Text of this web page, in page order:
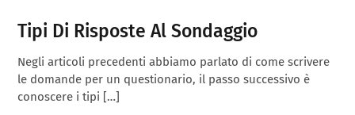
Tipi Di Risposte Al Sondaggio
Negli articoli precedenti abbiamo parlato di come scrivere
le domande per un questionario, il passo successivo è
conoscere i tipi […]